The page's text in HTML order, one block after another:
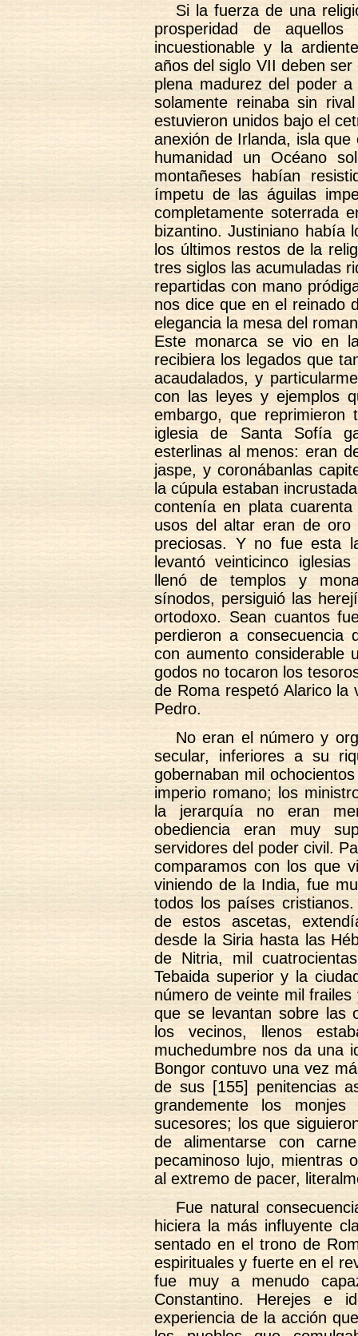
Si la fuerza de una
prosperidad de
incuestionable y la
años del siglo VII deben
plena madurez del poder
solamente reinaba sin
estuvieron unidos bajo el
anexión de Irlanda, isla
humanidad un Océano
montañeses habían
ímpetu de las águilas
completamente soterrada
bizantino. Justiniano había
los últimos restos de la
tres siglos las acumuladas
repartidas con mano
nos dice que en el reinado
elegancia la mesa del
Este monarca se vio en
recibiera los legados que
acaudalados, y
con las leyes y ejemplos
embargo, que reprimieron
iglesia de Santa Sofía
esterlinas al menos: eran
jaspe, y coronábanlas
la cúpula estaban
contenía en plata
usos del altar eran de oro
preciosas. Y no fue esta
levantó veinticinco
llenó de templos y
sínodos, persiguió las
ortodoxo. Sean cuantos
perdieron a consecuencia
con aumento considerable
godos no tocaron los
de Roma respetó Alarico la
Pedro.
No eran el número y
secular, inferiores a su
gobernaban mil
imperio romano; los
la jerarquía no eran
obediencia eran muy
servidores del poder civil.
comparamos con los que
viniendo de la India, fue
todos los países
de estos ascetas,
desde la Siria hasta las
de Nitria, mil
Tebaida superior y la
número de veinte mil
que se levantan sobre las
los vecinos, llenos
muchedumbre nos da una
Bongor contuvo una vez
de sus [155] penitencias
grandemente los
sucesores; los que
de alimentarse con
pecaminoso lujo, mientras
al extremo de pacer,
Fue natural
hiciera la más influyente
sentado en el trono de
espirituales y fuerte en el
fue muy a menudo
Constantino. Herejes e
experiencia de la acción